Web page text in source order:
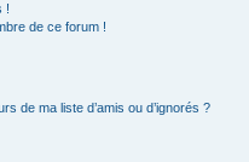
!
de ce forum !
de ma liste d’amis ou d’ignorés ?